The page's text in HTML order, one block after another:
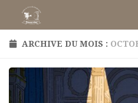
Skip to content
ARCHIVE DU MOIS :